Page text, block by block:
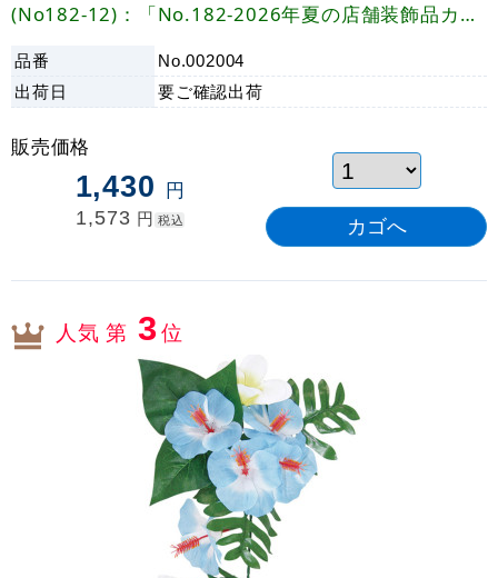
(No182-12)：「No.182-2026年夏の店舗装飾品カタ
品番 No.002004
出荷日 要ご確認出荷
販売価格
1,430 円
1,573 円 税込
人気 第 3位